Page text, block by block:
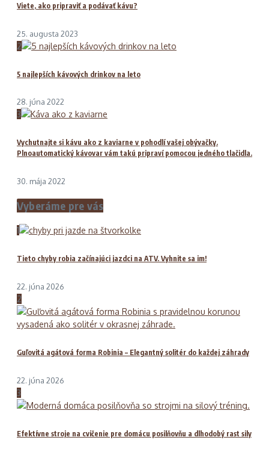
Viete, ako pripraviť a podávať kávu?
25. augusta 2023
2
5 najlepších kávových drinkov na leto
28. júna 2022
3
Vychutnajte si kávu ako z kaviarne v pohodlí vašej obývačky.
Plnoautomatický kávovar vám takú pripraví pomocou jedného tlačidla.
30. mája 2022
Vyberáme pre vás
1
Tieto chyby robia začínajúci jazdci na ATV. Vyhnite sa im!
22. júna 2026
2
Guľovitá agátová forma Robinia – Elegantný solitér do každej záhrady
22. júna 2026
3
Efektívne stroje na cvičenie pre domácu posilňovňu a dlhodobý rast sily